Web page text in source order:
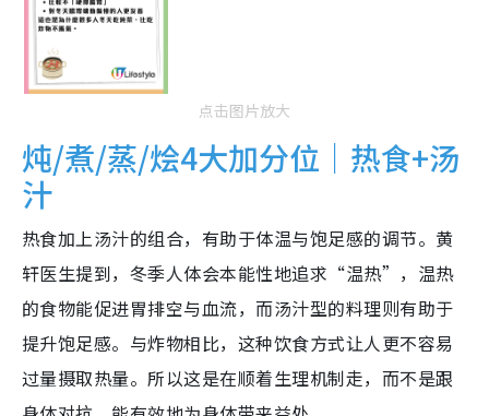
点击图片放大
炖/煮/蒸/烩4大加分位｜热食+汤
汁
热食加上汤汁的组合，有助于体温与饱足感的调节。黄
轩医生提到，冬季人体会本能性地追求“温热”，温热
的食物能促进胃排空与血流，而汤汁型的料理则有助于
提升饱足感。与炸物相比，这种饮食方式让人更不容易
过量摄取热量。所以这是在顺着生理机制走，而不是跟